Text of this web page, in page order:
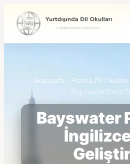
Anasayfa › Fransa Dil Okulları
Bayswater Paris
Bayswater